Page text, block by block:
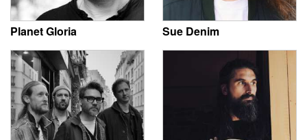
Planet Gloria Sue Denim